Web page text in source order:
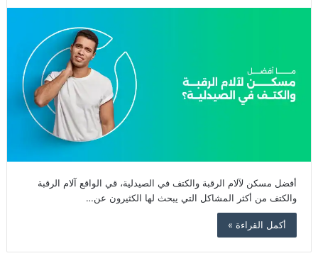
أفضل مسكن لآلام الرقبة والكتف في الصيدلية، قي الواقع آلام الرقبة
والكتف من أكثر المشاكل التي يبحث لها الكثيرون عن…
أكمل القراءة »